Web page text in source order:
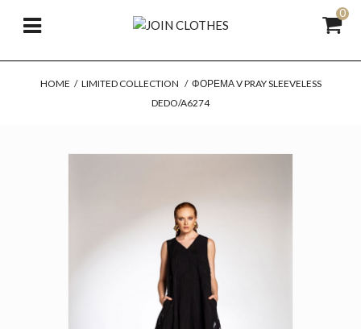
0
HOME / LIMITED COLLECTION / ΦΌΡΕΜΑ V PRAY SLEEVELESS
DEDO/A6274